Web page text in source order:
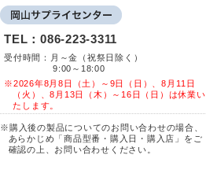
TEL： 086-223-3311
受付時間：月～金（祝祭日除く）
9:00～18:00
※2026年8月8日（土）～9日（日）、8月11日
（火）、8月13日（木）～16日（日）は休業い
たします。
※購入後の製品についてのお問い合わせの場合、
あらかじめ「商品型番・購入日・購入店」をご
確認の上、お問い合わせください。